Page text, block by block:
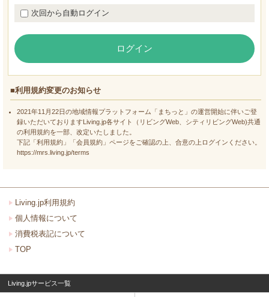
次回から自動ログイン
ログイン
■利用規約変更のお知らせ
2021年11月22日の地域情報プラットフォーム「まちっと」の運営開始に伴いご登
録いただいておりますLiving.jp各サイト（リビングWeb、シティリビングWeb)共通
の利用規約を一部、改定いたしました。
下記「利用規約」「会員規約」ページをご確認の上、合意の上ログインください。
https://mrs.living.jp/terms
Living.jp利用規約
個人情報について
消費税表記について
TOP
Living.jpサービス一覧